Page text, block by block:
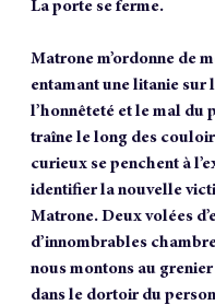
La porte se ferme.
Matrone m’ordonne de
entamant une litanie sur
l’honnêteté et le mal du
traîne le long des
curieux se penchent à
identifier la nouvelle
Matrone. Deux volées
d’innombrables
nous montons au
dans le dortoir du